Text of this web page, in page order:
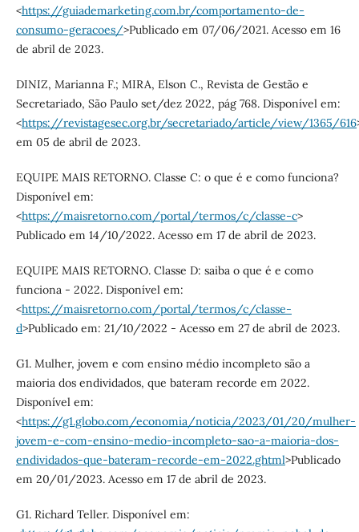
<https://guiademarketing.com.br/comportamento-de-
consumo-geracoes/>Publicado em 07/06/2021. Acesso em 16
de abril de 2023.
DINIZ, Marianna F.; MIRA, Elson C., Revista de Gestão e
Secretariado, São Paulo set/dez 2022, pág 768. Disponível em:
<https://revistagesec.org.br/secretariado/article/view/1365/616
em 05 de abril de 2023.
EQUIPE MAIS RETORNO. Classe C: o que é e como funciona?
Disponível em:
<https://maisretorno.com/portal/termos/c/classe-c>
Publicado em 14/10/2022. Acesso em 17 de abril de 2023.
EQUIPE MAIS RETORNO. Classe D: saiba o que é e como
funciona - 2022. Disponível em:
<https://maisretorno.com/portal/termos/c/classe-
d>Publicado em: 21/10/2022 - Acesso em 27 de abril de 2023.
G1. Mulher, jovem e com ensino médio incompleto são a
maioria dos endividados, que bateram recorde em 2022.
Disponível em:
<https://g1.globo.com/economia/noticia/2023/01/20/mulher-
jovem-e-com-ensino-medio-incompleto-sao-a-maioria-dos-
endividados-que-bateram-recorde-em-2022.ghtml>Publicado
em 20/01/2023. Acesso em 17 de abril de 2023.
G1. Richard Teller. Disponível em: